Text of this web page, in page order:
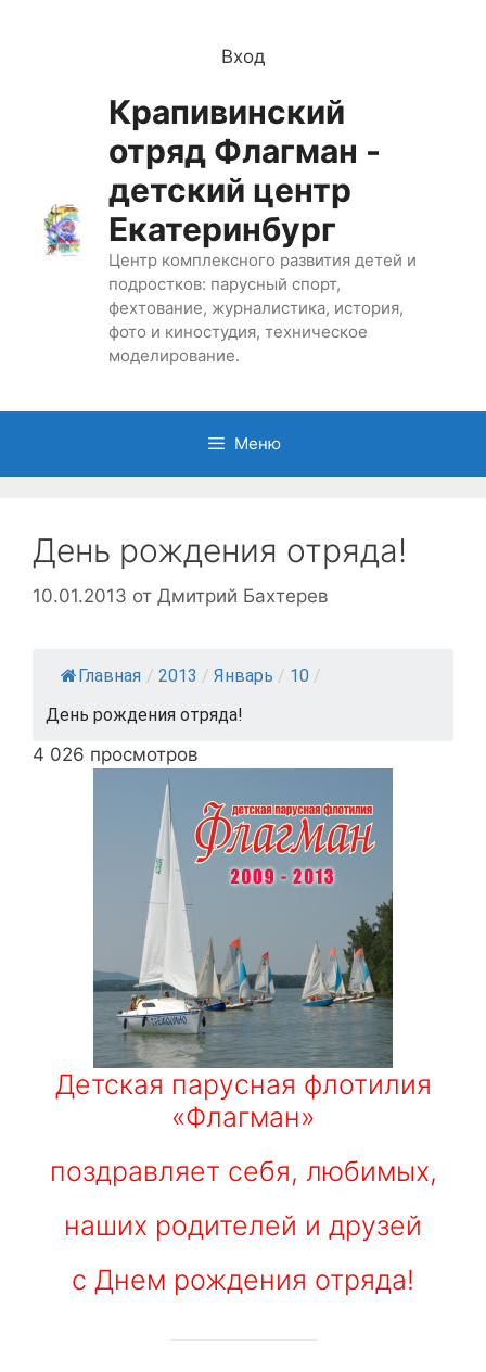
Вход
Крапивинский
отряд Флагман -
детский центр
Екатеринбург
Центр комплексного развития детей и
подростков: парусный спорт,
фехтование, журналистика, история,
фото и киностудия, техническое
моделирование.
Меню
День рождения отряда!
10.01.2013 от Дмитрий Бахтерев
Главная / 2013 / Январь / 10 /
День рождения отряда!
4 026 просмотров
Детская парусная флотилия
«Флагман»
поздравляет себя, любимых,
наших родителей и друзей
с Днем рождения отряда!